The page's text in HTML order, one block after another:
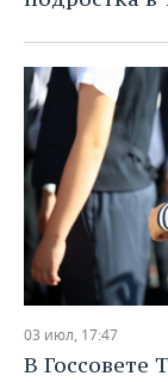
03 июл, 17:47
В Госсовете